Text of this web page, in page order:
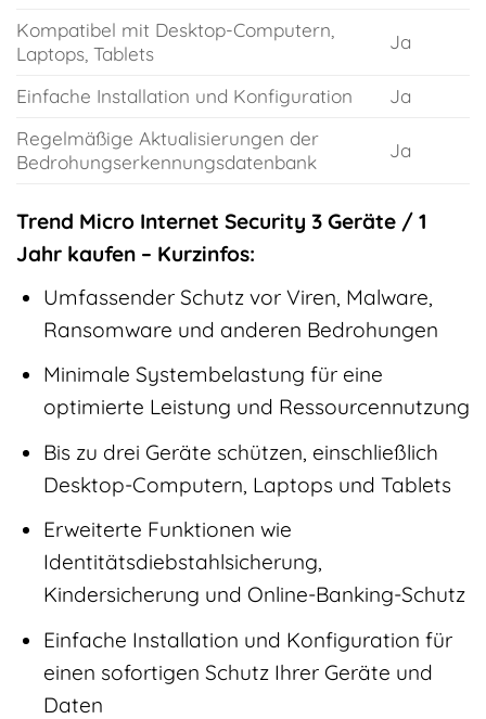
Kompatibel mit Desktop-Computern,
Laptops, Tablets
Ja
Einfache Installation und Konfiguration
Ja
Regelmäßige Aktualisierungen der
Bedrohungserkennungsdatenbank
Ja
Trend Micro Internet Security 3 Geräte / 1
Jahr kaufen – Kurzinfos:
Umfassender Schutz vor Viren, Malware,
Ransomware und anderen Bedrohungen
Minimale Systembelastung für eine
optimierte Leistung und Ressourcennutzung
Bis zu drei Geräte schützen, einschließlich
Desktop-Computern, Laptops und Tablets
Erweiterte Funktionen wie
Identitätsdiebstahlsicherung,
Kindersicherung und Online-Banking-Schutz
Einfache Installation und Konfiguration für
einen sofortigen Schutz Ihrer Geräte und
Daten